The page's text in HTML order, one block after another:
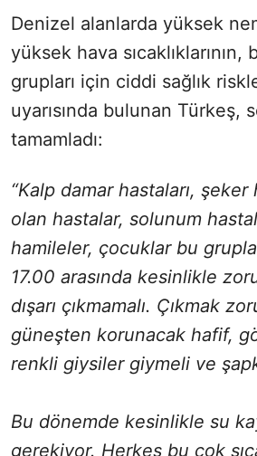
Denizel alanlarda yüksek
yüksek hava sıcaklıklarının,
grupları için ciddi sağlık
uyarısında bulunan Türkeş,
tamamladı:
“Kalp damar hastaları, şeker
olan hastalar, solunum
hamileler, çocuklar bu
17.00 arasında kesinlikle
dışarı çıkmamalı. Çıkmak
güneşten korunacak hafif,
renkli giysiler giymeli ve
Bu dönemde kesinlikle su
gerekiyor. Herkes bu çok